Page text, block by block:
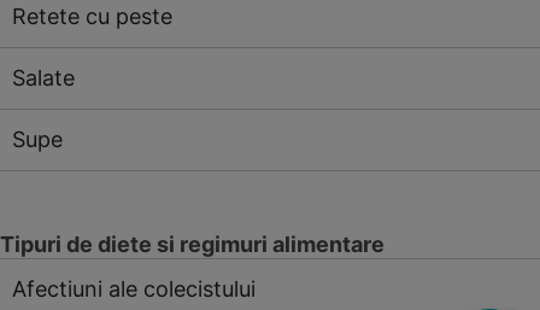
Retete cu peste
Salate
Supe
Tipuri de diete si regimuri alimentare
Afectiuni ale colecistului